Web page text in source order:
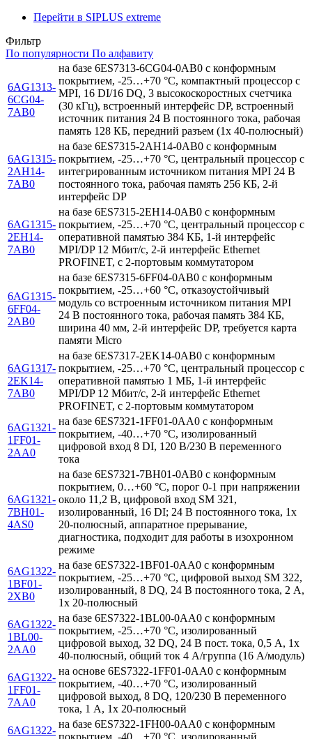
Перейти в SIPLUS extreme
Фильтр
По популярности По алфавиту
6AG1313-
6CG04-
7AB0
на базе 6ES7313-6CG04-0AB0 с конформным
покрытием, -25…+70 °C, компактный процессор с
MPI, 16 DI/16 DQ, 3 высокоскоростных счетчика
(30 кГц), встроенный интерфейс DP, встроенный
источник питания 24 В постоянного тока, рабочая
память 128 КБ, передний разъем (1x 40-полюсный)
6AG1315-
2AH14-
7AB0
на базе 6ES7315-2AH14-0AB0 с конформным
покрытием, -25…+70 °C, центральный процессор с
интегрированным источником питания MPI 24 В
постоянного тока, рабочая память 256 КБ, 2-й
интерфейс DP
6AG1315-
2EH14-
7AB0
на базе 6ES7315-2EH14-0AB0 с конформным
покрытием, -25…+70 °C, центральный процессор с
оперативной памятью 384 КБ, 1-й интерфейс
MPI/DP 12 Мбит/с, 2-й интерфейс Ethernet
PROFINET, с 2-портовым коммутатором
6AG1315-
6FF04-
2AB0
на базе 6ES7315-6FF04-0AB0 с конформным
покрытием, -25…+60 °C, отказоустойчивый
модуль со встроенным источником питания MPI
24 В постоянного тока, рабочая память 384 КБ,
ширина 40 мм, 2-й интерфейс DP, требуется карта
памяти Micro
6AG1317-
2EK14-
7AB0
на базе 6ES7317-2EK14-0AB0 с конформным
покрытием, -25…+70 °C, центральный процессор с
оперативной памятью 1 МБ, 1-й интерфейс
MPI/DP 12 Мбит/с, 2-й интерфейс Ethernet
PROFINET, с 2-портовым коммутатором
6AG1321-
1FF01-
2AA0
на базе 6ES7321-1FF01-0AA0 с конформным
покрытием, -40…+70 °C, изолированный
цифровой вход 8 DI, 120 В/230 В переменного
тока
6AG1321-
7BH01-
4AS0
на базе 6ES7321-7BH01-0AB0 с конформным
покрытием, 0…+60 °C, порог 0-1 при напряжении
около 11,2 В, цифровой вход SM 321,
изолированный, 16 DI; 24 В постоянного тока, 1x
20-полюсный, аппаратное прерывание,
диагностика, подходит для работы в изохронном
режиме
6AG1322-
1BF01-
2XB0
на базе 6ES7322-1BF01-0AA0 с конформным
покрытием, -25…+70 °C, цифровой выход SM 322,
изолированный, 8 DQ, 24 В постоянного тока, 2 А,
1x 20-полюсный
6AG1322-
1BL00-
2AA0
на базе 6ES7322-1BL00-0AA0 с конформным
покрытием, -25…+70 °C, изолированный
цифровой выход, 32 DQ, 24 В пост. тока, 0,5 А, 1x
40-полюсный, общий ток 4 А/группа (16 А/модуль)
6AG1322-
1FF01-
7AA0
на основе 6ES7322-1FF01-0AA0 с конформным
покрытием, -40…+70 °C, изолированный
цифровой выход, 8 DQ, 120/230 В переменного
тока, 1 А, 1x 20-полюсный
6AG1322-
на базе 6ES7322-1FH00-0AA0 с конформным
покрытием, -40…+70 °C, изолированный